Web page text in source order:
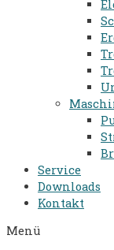
Service
Downloads
Kontakt
Menü